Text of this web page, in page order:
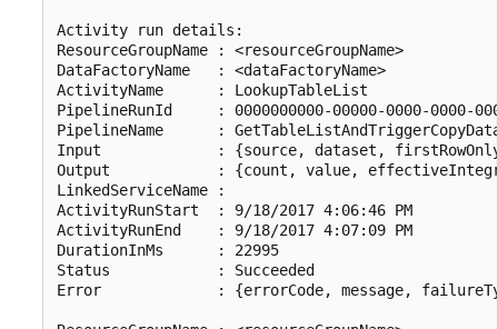
Activity run details:
ResourceGroupName : <resourceGroupName>
DataFactoryName   : <dataFactoryName>
ActivityName      : LookupTableList
PipelineRunId     : 0000000000-00000-0000-0000-
PipelineName      :
Input             : {source, dataset,
Output            : {count, value,
LinkedServiceName :
ActivityRunStart  : 9/18/2017 4:06:46 PM
ActivityRunEnd    : 9/18/2017 4:07:09 PM
DurationInMs      : 22995
Status            : Succeeded
Error             : {errorCode, message,